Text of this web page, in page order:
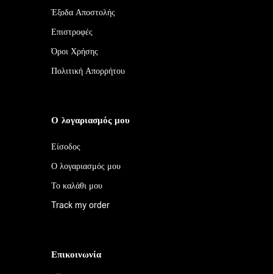
Έξοδα Αποστολής
Επιστροφές
Όροι Χρήσης
Πολιτική Απορρήτου
Ο λογαριασμός μου
Είσοδος
Ο λογαριασμός μου
Το καλάθι μου
Track my order
Επικοινωνία